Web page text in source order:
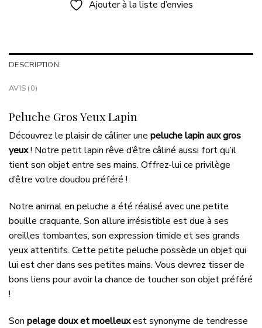
Ajouter à la liste d’envies
DESCRIPTION
AVIS (0)
Peluche Gros Yeux Lapin
Découvrez le plaisir de câliner une peluche lapin aux gros
yeux! Notre petit lapin rêve d’être câliné aussi fort qu’il
tient son objet entre ses mains. Offrez-lui ce privilège
d’être votre doudou préféré !
Notre animal en peluche a été réalisé avec une petite
bouille craquante. Son allure irrésistible est due à ses
oreilles tombantes, son expression timide et ses grands
yeux attentifs. Cette petite peluche possède un objet qui
lui est cher dans ses petites mains. Vous devrez tisser de
bons liens pour avoir la chance de toucher son objet préféré
!
Son pelage doux et moelleuxest synonyme de tendresse